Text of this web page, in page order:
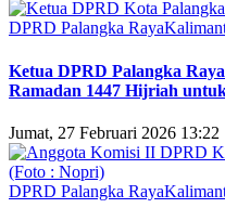
DPRD Palangka Raya
Ketua DPRD Palangka
Ramadan 1447 Hijriah
Jumat, 27 Februari 2026 13:22
DPRD Palangka Raya